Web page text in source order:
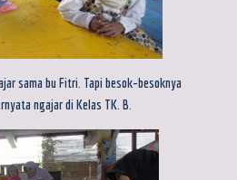
sama bu Fitri. Tapi besok-besoknya
ngajar di Kelas TK. B.